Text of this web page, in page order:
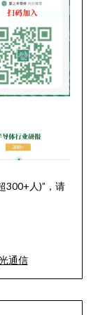
300+人)”，请
通信